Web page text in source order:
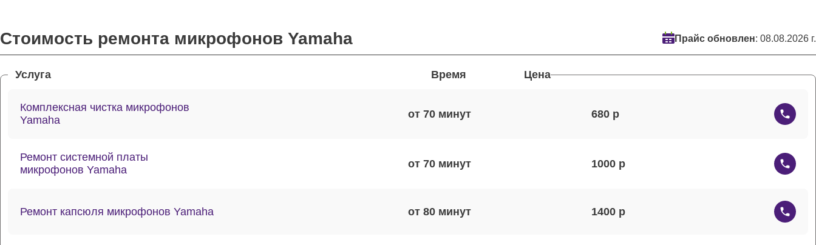
Стоимость ремонта микрофонов Yamaha Прайс обновлен: 08.08.2026 г.
Услуга Время Цена
Комплексная чистка микрофонов
Yamaha
от 70 680
Ремонт системной платы
микрофонов Yamaha
от 70 1000
Ремонт капсюля микрофонов Yamaha от 80 1400